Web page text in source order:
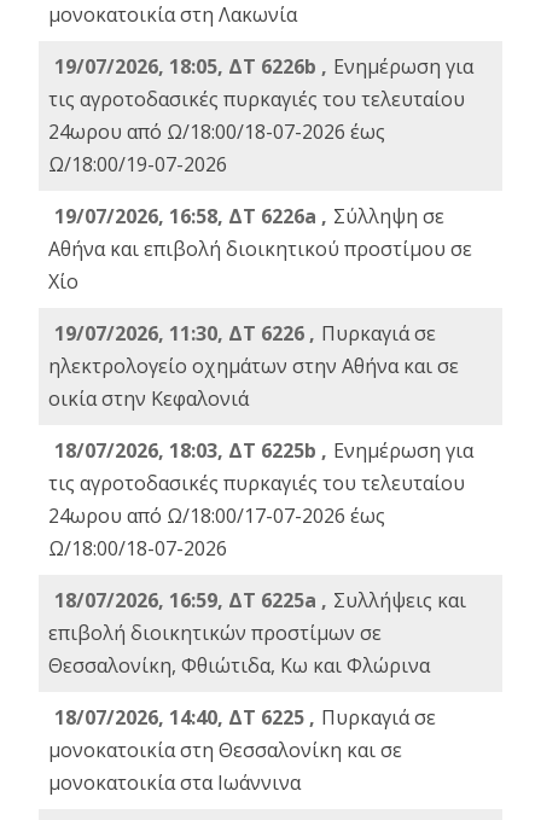
μονοκατοικία στη Λακωνία
19/07/2026, 18:05, ΔΤ 6226b , Ενημέρωση για
τις αγροτοδασικές πυρκαγιές του τελευταίου
24ωρου από Ω/18:00/18-07-2026 έως
Ω/18:00/19-07-2026
19/07/2026, 16:58, ΔΤ 6226a , Σύλληψη σε
Αθήνα και επιβολή διοικητικού προστίμου σε
Χίο
19/07/2026, 11:30, ΔΤ 6226 , Πυρκαγιά σε
ηλεκτρολογείο οχημάτων στην Αθήνα και σε
οικία στην Κεφαλονιά
18/07/2026, 18:03, ΔΤ 6225b , Ενημέρωση για
τις αγροτοδασικές πυρκαγιές του τελευταίου
24ωρου από Ω/18:00/17-07-2026 έως
Ω/18:00/18-07-2026
18/07/2026, 16:59, ΔT 6225a , Συλλήψεις και
επιβολή διοικητικών προστίμων σε
Θεσσαλονίκη, Φθιώτιδα, Κω και Φλώρινα
18/07/2026, 14:40, ΔΤ 6225 , Πυρκαγιά σε
μονοκατοικία στη Θεσσαλονίκη και σε
μονοκατοικία στα Ιωάννινα